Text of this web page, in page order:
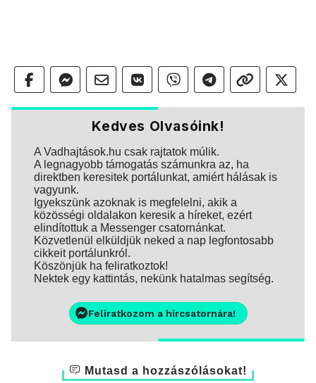
Kedves Olvasóink!
A Vadhajtások.hu csak rajtatok múlik.
A legnagyobb támogatás számunkra az, ha
direktben keresitek portálunkat, amiért hálásak is
vagyunk.
Igyekszünk azoknak is megfelelni, akik a
közösségi oldalakon keresik a híreket, ezért
elindítottuk a Messenger csatornánkat.
Közvetlenül elküldjük neked a nap legfontosabb
cikkeit portálunkról.
Köszönjük ha feliratkoztok!
Nektek egy kattintás, nekünk hatalmas segítség.
Feliratkozom a hírcsatornára!
Mutasd a hozzászólásokat!